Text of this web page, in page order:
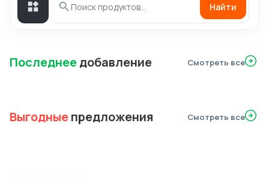
Найти
Последнеедобавление Смотреть все
Выгодныепредложения Смотреть все